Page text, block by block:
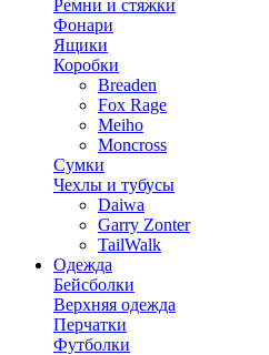
Ремни и стяжки
Фонари
Ящики
Коробки
Breaden
Fox Rage
Meiho
Moncross
Сумки
Чехлы и тубусы
Daiwa
Garry Zonter
TailWalk
Одежда
Бейсболки
Верхняя одежда
Перчатки
Футболки